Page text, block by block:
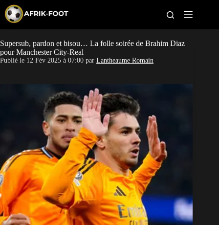
p
t
o
c
o
CAN féminine
Pays
Clubs
Classement
Paris sportifs
Supersub, pardon et bisou… La folle soirée de Brahim Diaz
pour Manchester City-Real
Publié le 12 Fév 2025 à 07:00 par Lantheaume Romain